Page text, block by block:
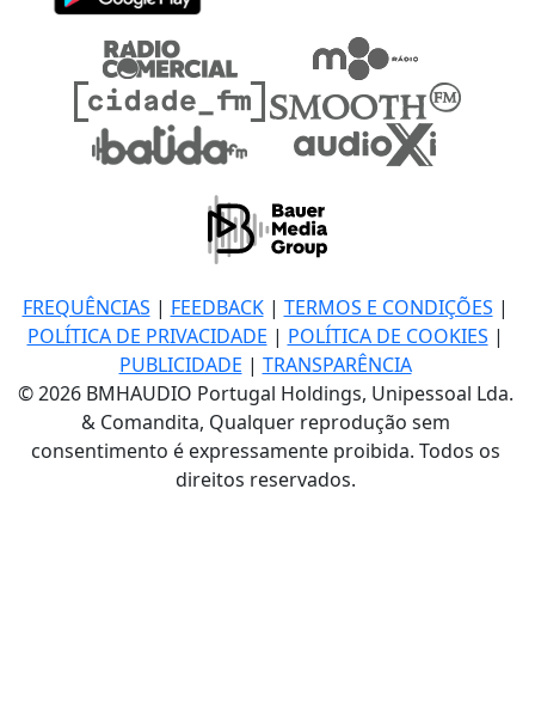
FREQUÊNCIAS | FEEDBACK| TERMOS E CONDIÇÕES |
POLÍTICA DE PRIVACIDADE | POLÍTICA DE COOKIES |
PUBLICIDADE | TRANSPARÊNCIA
© 2026 BMHAUDIO Portugal Holdings, Unipessoal Lda.
& Comandita, Qualquer reprodução sem
consentimento é expressamente proibida. Todos os
direitos reservados.